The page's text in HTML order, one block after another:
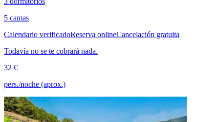
5 camas
Calendario verificadoReserva onlineCancelación gratuita
Todavía no se te cobrará nada.
32 €
pers./noche (aprox.)